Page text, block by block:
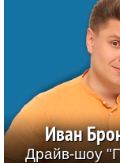
Иван
Драйв-шоу